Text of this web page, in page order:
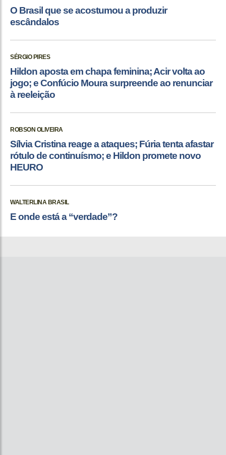
O Brasil que se acostumou a produzir
escândalos
SÉRGIO PIRES
Hildon aposta em chapa feminina; Acir volta ao
jogo; e Confúcio Moura surpreende ao renunciar
à reeleição
ROBSON OLIVEIRA
Sílvia Cristina reage a ataques; Fúria tenta afastar
rótulo de continuísmo; e Hildon promete novo
HEURO
WALTERLINA BRASIL
E onde está a “verdade”?